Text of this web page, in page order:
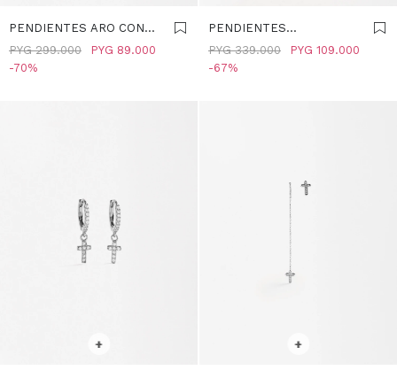
PENDIENTES ARO CON
CIRCONIAS - PLATA DE
LEY 925 - PLATEADO
PYG 89.000
PYG 299.000
70
PENDIENTES
ALARGADOS CON
CIRCONIAS - PLATA DE
PYG 109.000
PYG 339.000
67
+ +